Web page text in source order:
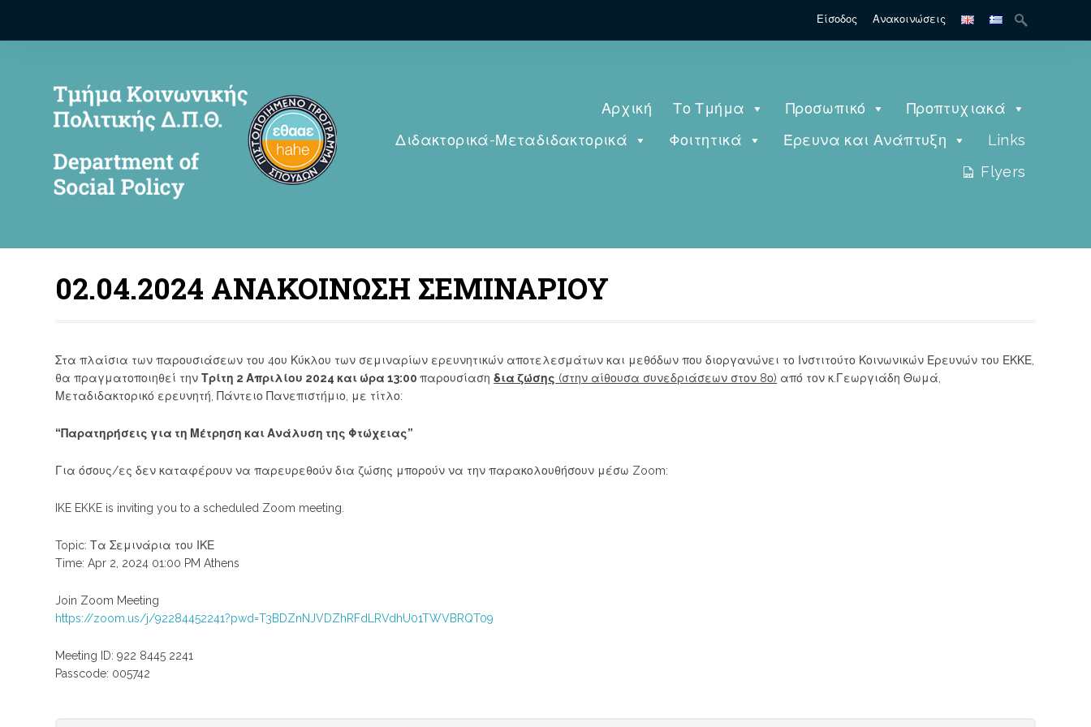
Είσοδος Ανακοινώσεις
Αρχική Το Τμήμα Προσωπικό
Προπτυχιακά
Διδακτορικά-Μεταδιδακτορικά
Φοιτητικά Έρευνα και Ανάπτυξη
Links
Flyers
02.04.2024 ΑΝΑΚΟΙΝΩΣΗ ΣΕΜΙΝΑΡΙΟΥ
Στα πλαίσια των παρουσιάσεων του 4ου Κύκλου των σεμιναρίων ερευνητικών αποτελεσμάτων και μεθόδων που διοργανώνει το Ινστιτούτο Κοινωνικών Ερευνών του ΕΚΚΕ,
θα πραγματοποιηθεί τηνΤρίτη 2 Απριλίου 2024 και ώρα 13:00 παρουσίασηδια ζώσης (στην αίθουσα συνεδριάσεων στον 8ο) από τον κ.Γεωργιάδη Θωμά,
Μεταδιδακτορικό ερευνητή, Πάντειο Πανεπιστήμιο, με τίτλο:
“Παρατηρήσεις για τη Μέτρηση και Ανάλυση της Φτώχειας”
Για όσους/ες δεν καταφέρουν να παρευρεθούν δια ζώσης μπορούν να την παρακολουθήσουν μέσω Zoom:
IKE EKKE is inviting you to a scheduled Zoom meeting.
Topic: Τα Σεμινάρια του ΙΚΕ
Time: Apr 2, 2024 01:00 PM Athens
Join Zoom Meeting
https://zoom.us/j/92284452241?pwd=T3BDZnNJVDZhRFdLRVdhU01TWVBRQT09
Meeting ID: 922 8445 2241
Passcode: 005742